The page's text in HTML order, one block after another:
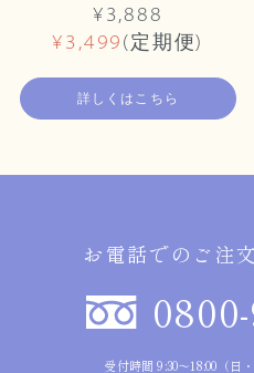
¥3,888
¥3,499(定期便)
詳しくはこちら
お電話でのご注
受付時間 9:30～18:00（日